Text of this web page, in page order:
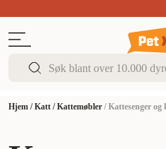
Hjem /Katt /Kattemøbler /Kattesenger og